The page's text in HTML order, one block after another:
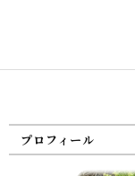
プロフィール